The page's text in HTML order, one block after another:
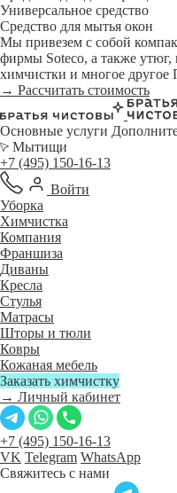
Универсальное средство
Средство для мытья окон
Мы привезем с собой
фирмы Soteco, а также утюг,
химчистки и многое
→ Рассчитать стоимость
Основные услуги
Мытищи
+7 (495) 150-16-13
Войти
Уборка
Химчистка
Компания
Франшиза
Диваны
Кресла
Стулья
Матрасы
Шторы и тюли
Ковры
Кожаная мебель
Заказать химчистку
→ Личный кабинет
+7 (495) 150-16-13
VK Telegram WhatsApp
Свяжитесь с нами